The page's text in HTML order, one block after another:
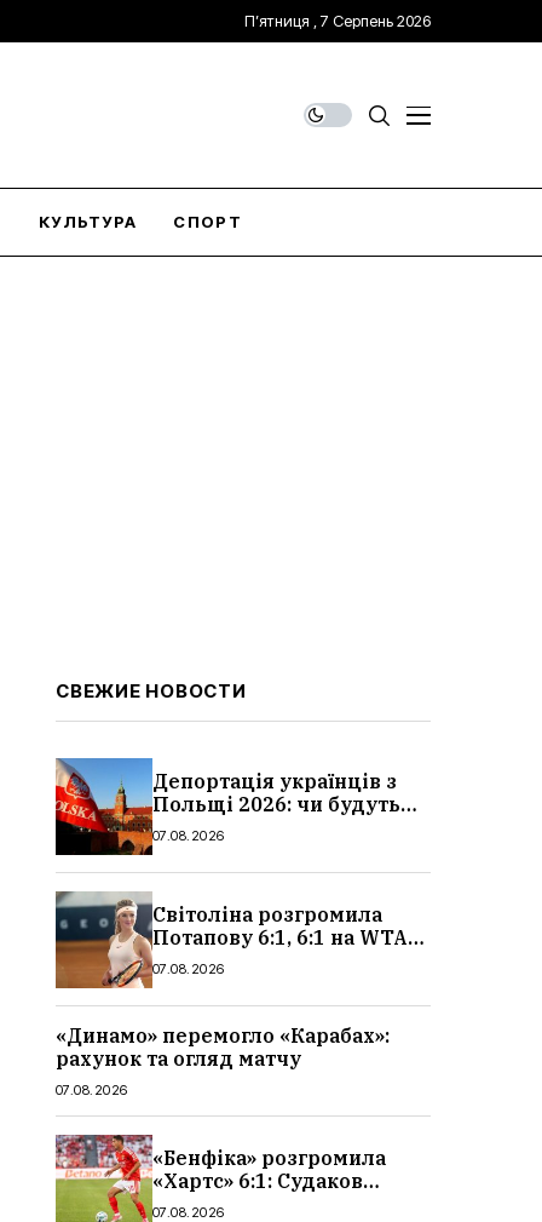
П’ятниця , 7 Серпень 2026
КУЛЬТУРА СПОРТ
СВЕЖИЕ НОВОСТИ
Депортація українців з
Польщі 2026: чи будуть
висилати українських
07.08.2026
Світоліна розгромила
Потапову 6:1, 6:1 на WTA
1000 у Торонто
07.08.2026
«Динамо» перемогло «Карабах»:
рахунок та огляд матчу
07.08.2026
«Бенфіка» розгромила
«Хартс» 6:1: Судаков
відзначився асистом,
07.08.2026